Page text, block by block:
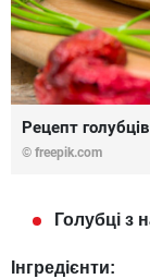
Рецепт
© freepik.com
Голубці з
Інгредієнти: